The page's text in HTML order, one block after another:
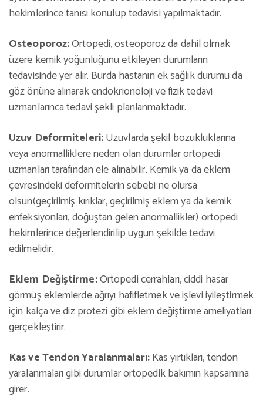
hekimlerince tanısı konulup tedavisi yapılmaktadır.
Osteoporoz:Ortopedi, osteoporoz da dahil olmak
üzere kemik yoğunluğunu etkileyen durumların
tedavisinde yer alır. Burda hastanın ek sağlık durumu da
göz önüne alınarak endokrionoloji ve fizik tedavi
uzmanlarınca tedavi şekli planlanmaktadır.
Uzuv Deformiteleri:Uzuvlarda şekil bozukluklarına
veya anormalliklere neden olan durumlar ortopedi
uzmanları tarafından ele alınabilir. Kemik ya da eklem
çevresindeki deformitelerin sebebi ne olursa
olsun(geçirilmiş kırıklar, geçirilmiş eklem ya da kemik
enfeksiyonları, doğuştan gelen anormallikler) ortopedi
hekimlerince değerlendirilip uygun şekilde tedavi
edilmelidir.
Eklem Değiştirme:Ortopedi cerrahları, ciddi hasar
görmüş eklemlerde ağrıyı hafifletmek ve işlevi iyileştirmek
için kalça ve diz protezi gibi eklem değiştirme ameliyatları
gerçekleştirir.
Kas ve Tendon Yaralanmaları:Kas yırtıkları, tendon
yaralanmaları gibi durumlar ortopedik bakımın kapsamına
girer.